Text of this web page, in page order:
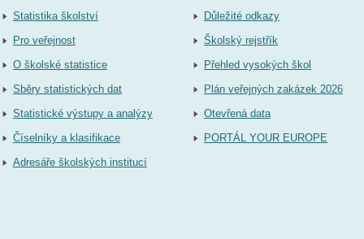
Statistika školství
Pro veřejnost
O školské statistice
Sběry statistických dat
Statistické výstupy a analýzy
Číselníky a klasifikace
Adresáře školských institucí
Důležité odkazy
Školský rejstřík
Přehled vysokých škol
Plán veřejných zakázek 2026
Otevřená data
PORTÁL YOUR EUROPE